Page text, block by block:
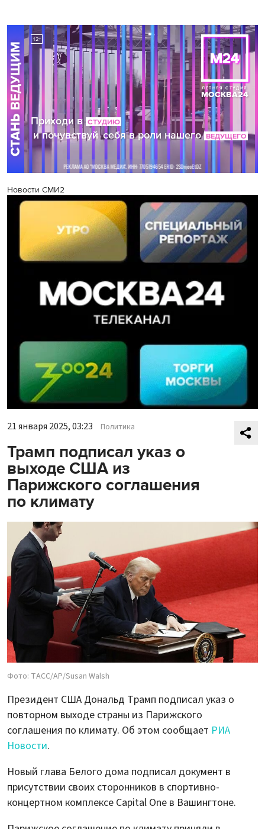
Новости СМИ2
21 января 2025, 03:23 Политика
Трамп подписал указ о
выходе США из
Парижского соглашения
по климату
Фото: ТАСС/AP/Susan Walsh
Президент США Дональд Трамп подписал указ о
повторном выходе страны из Парижского
соглашения по климату. Об этом сообщает РИА
Новости.
Новый глава Белого дома подписал документ в
присутствии своих сторонников в спортивно-
концертном комплексе Capital One в Вашингтоне.